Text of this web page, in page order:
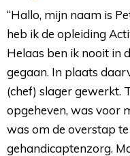
“Hallo, mijn naam is
heb ik de opleiding
Helaas ben ik nooit in
gegaan. In plaats
(chef) slager gewerkt.
opgeheven, was voor
was om de overstap
gehandicaptenzorg.